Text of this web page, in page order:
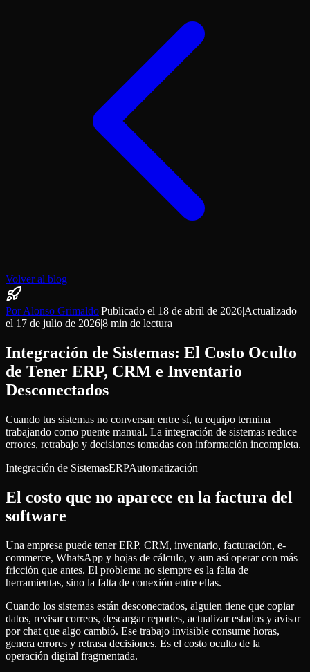
Volver al blog
Por Alonso Grimaldo|Publicado el 18 de abril de 2026|Actualizado
el 17 de julio de 2026|8 min de lectura
Integración de Sistemas: El Costo Oculto
de Tener ERP, CRM e Inventario
Desconectados
Cuando tus sistemas no conversan entre sí, tu equipo termina
trabajando como puente manual. La integración de sistemas reduce
errores, retrabajo y decisiones tomadas con información incompleta.
Integración de SistemasERPAutomatización
El costo que no aparece en la factura del
software
Una empresa puede tener ERP, CRM, inventario, facturación, e-
commerce, WhatsApp y hojas de cálculo, y aun así operar con más
fricción que antes. El problema no siempre es la falta de
herramientas, sino la falta de conexión entre ellas.
Cuando los sistemas están desconectados, alguien tiene que copiar
datos, revisar correos, descargar reportes, actualizar estados y avisar
por chat que algo cambió. Ese trabajo invisible consume horas,
genera errores y retrasa decisiones. Es el costo oculto de la
operación digital fragmentada.